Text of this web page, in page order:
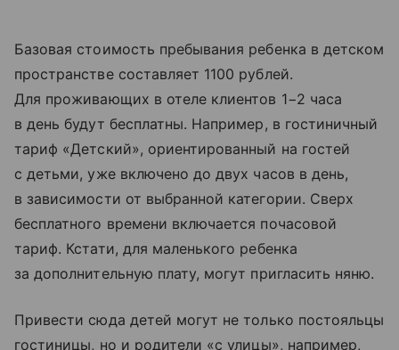
Базовая стоимость пребывания ребенка в детском
пространстве составляет 1100 рублей.
Для проживающих в отеле клиентов 1−2 часа
в день будут бесплатны. Например, в гостиничный
тариф «Детский», ориентированный на гостей
с детьми, уже включено до двух часов в день,
в зависимости от выбранной категории. Сверх
бесплатного времени включается почасовой
тариф. Кстати, для маленького ребенка
за дополнительную плату, могут пригласить няню.
Привести сюда детей могут не только постояльцы
гостиницы, но и родители «с улицы», например,